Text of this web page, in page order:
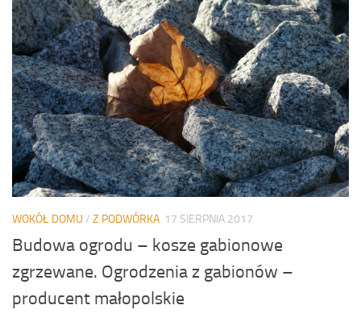
WOKÓŁ DOMU / Z PODWÓRKA 17 SIERPNIA 2017
Budowa ogrodu – kosze gabionowe
zgrzewane. Ogrodzenia z gabionów –
producent małopolskie